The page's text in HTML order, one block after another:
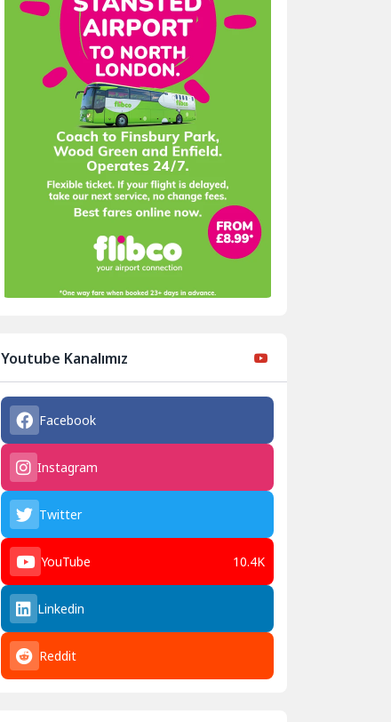
Youtube Kanalımız
Facebook
Instagram
Twitter
YouTube 10.4K
Linkedin
Reddit